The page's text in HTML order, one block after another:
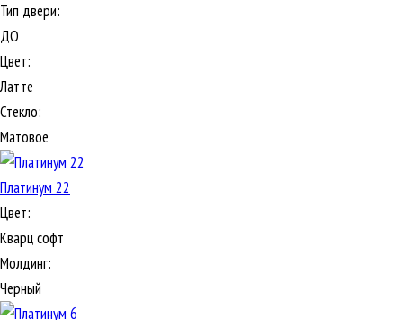
Тип двери:
ДО
Цвет:
Латте
Стекло:
Матовое
Платинум 22
Цвет:
Кварц софт
Молдинг:
Черный